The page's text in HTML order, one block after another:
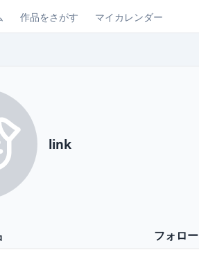
作品をさがす マイカレンダー
link
フォロー